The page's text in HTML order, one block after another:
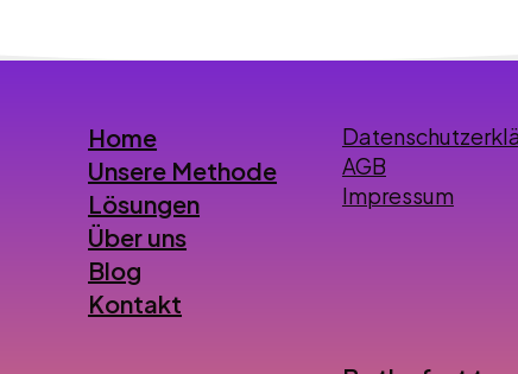
Home
Unsere Methode
Lösungen
Über uns
Blog
Kontakt
AGB
Impressum